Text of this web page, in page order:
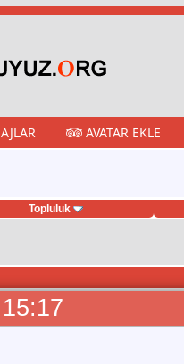
AVATAR EKLE
Topluluk